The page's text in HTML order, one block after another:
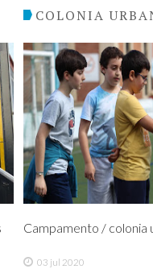
COLONIA
Campamento / colonia
03 jul 2020